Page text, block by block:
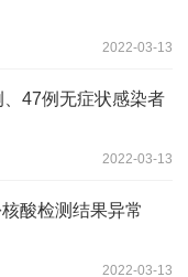
2022-03-13
47例无症状感染者
2022-03-13
酸检测结果异常
2022-03-13